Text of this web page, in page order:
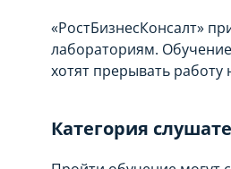
«РостБизнесКонсалт»
лабораториям.
хотят прерывать работу
Категория